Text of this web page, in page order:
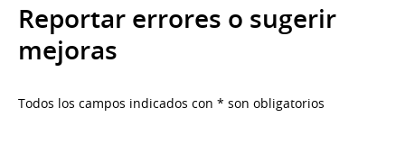
Reportar errores o sugerir
mejoras
Todos los campos indicados con * son obligatorios